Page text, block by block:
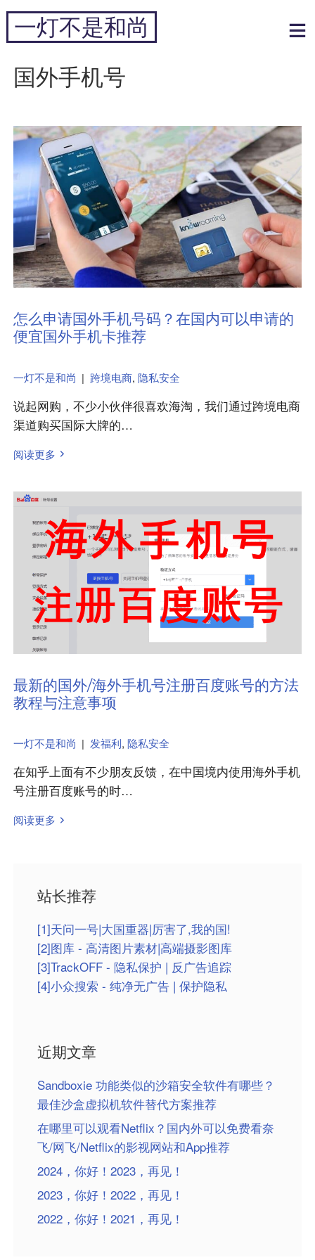
跳
内
一灯不是和尚
国外手机号
怎么申请国外手机号码？在国内可以申请的
便宜国外手机卡推荐
一灯不是和尚 | 跨境电商, 隐私安全
说起网购，不少小伙伴很喜欢海淘，我们通过跨境电商
渠道购买国际大牌的…
阅读更多
最新的国外/海外手机号注册百度账号的方法
教程与注意事项
一灯不是和尚 | 发福利, 隐私安全
在知乎上面有不少朋友反馈，在中国境内使用海外手机
号注册百度账号的时…
阅读更多
站长推荐
[1]天问一号|大国重器|厉害了,我的国!
[2]图库 - 高清图片素材|高端摄影图库
[3]TrackOFF - 隐私保护 | 反广告追踪
[4]小众搜索 - 纯净无广告 | 保护隐私
近期文章
Sandboxie 功能类似的沙箱安全软件有哪些？
最佳沙盒虚拟机软件替代方案推荐
在哪里可以观看Netflix？国内外可以免费看奈
飞/网飞/Netflix的影视网站和App推荐
2024，你好！2023，再见！
2023，你好！2022，再见！
2022，你好！2021，再见！